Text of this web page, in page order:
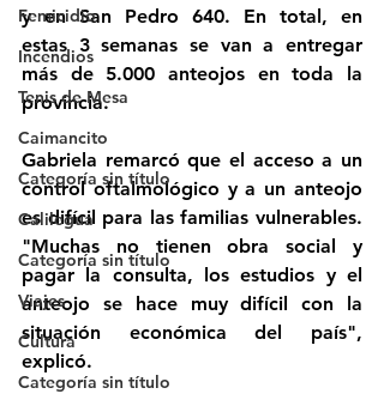
Femicidio
Incendios
Tenis de Mesa
Caimancito
Categoría sin título
Calilegua
Categoría sin título
Viajes
Cultura
Categoría sin título
y en San Pedro 640. En total, en
estas 3 semanas se van a entregar
más de 5.000 anteojos en toda la
provincia.
Gabriela remarcó que el acceso a un
control oftalmológico y a un anteojo
es difícil para las familias vulnerables.
"Muchas no tienen obra social y
pagar la consulta, los estudios y el
anteojo se hace muy difícil con la
situación económica del país",
explicó.